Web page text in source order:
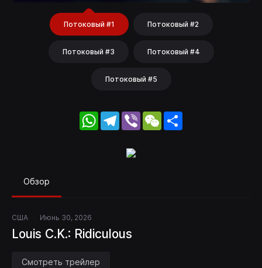
Потоковый #1 Потоковый #2
Потоковый #3 Потоковый #4
Потоковый #5
WhatsApp
Telegram
Viber WeChat
Обзор
США Июнь 30, 2026
Louis C.K.: Ridiculous
Смотреть трейлер